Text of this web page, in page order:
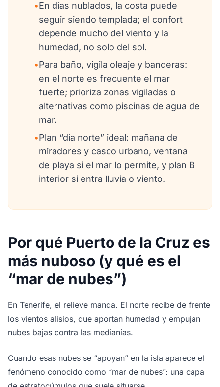
•En días nublados, la costa puede
seguir siendo templada; el confort
depende mucho del viento y la
humedad, no solo del sol.
•Para baño, vigila oleaje y banderas:
en el norte es frecuente el mar
fuerte; prioriza zonas vigiladas o
alternativas como piscinas de agua de
mar.
•Plan “día norte” ideal: mañana de
miradores y casco urbano, ventana
de playa si el mar lo permite, y plan B
interior si entra lluvia o viento.
Por qué Puerto de la Cruz es
más nuboso (y qué es el
“mar de nubes”)
En Tenerife, el relieve manda. El norte recibe de frente
los vientos alisios, que aportan humedad y empujan
nubes bajas contra las medianías.
Cuando esas nubes se “apoyan” en la isla aparece el
fenómeno conocido como “mar de nubes”: una capa